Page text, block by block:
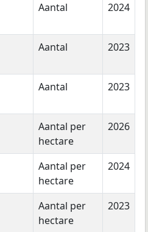
Aantal 2024
Aantal 2023
Aantal 2023
Aantal per
hectare
2026
Aantal per
hectare
2024
Aantal per
hectare
2023